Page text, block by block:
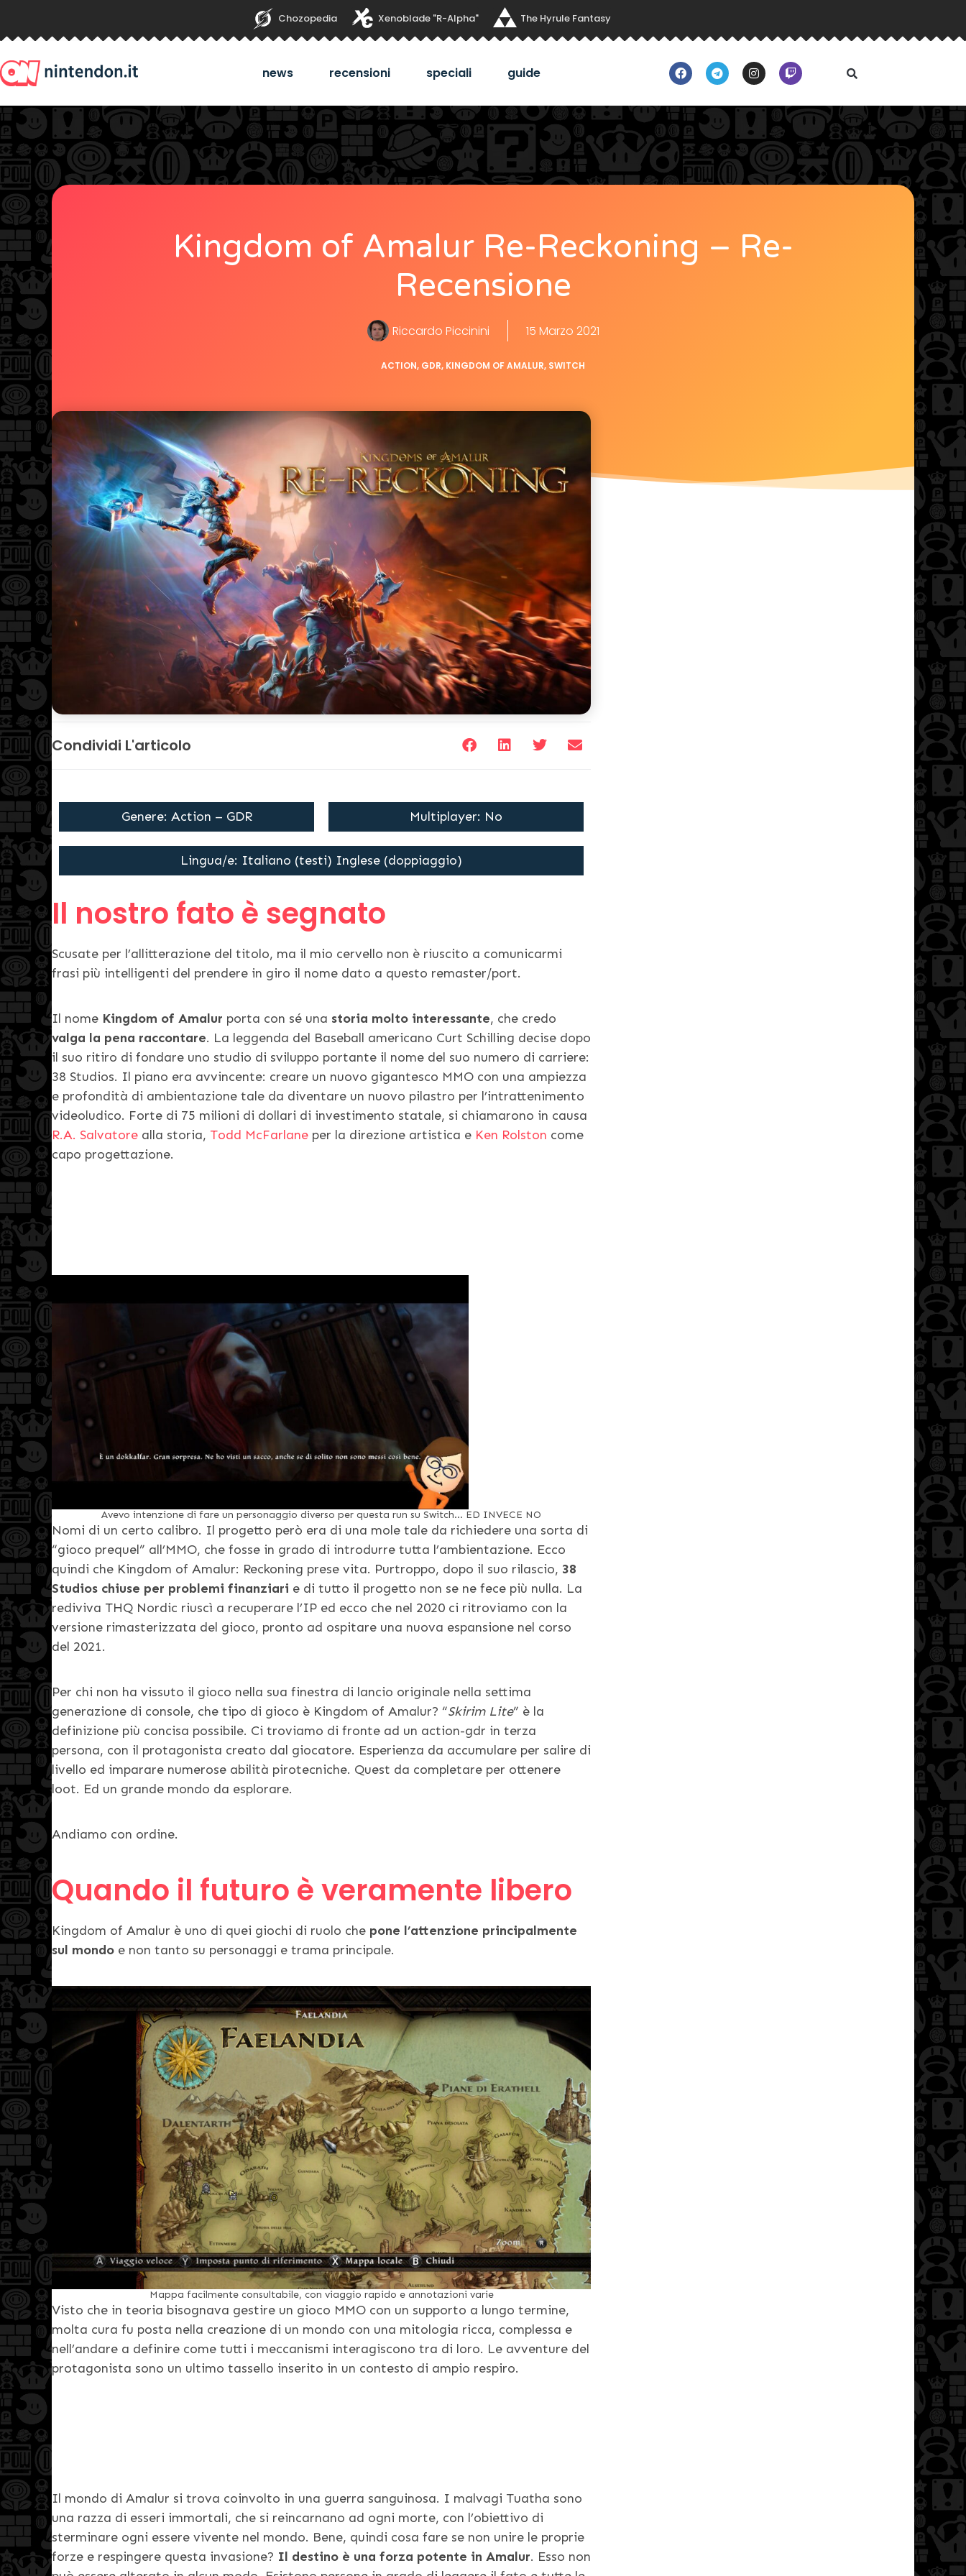
Chozopedia Xenoblade "R-Alpha" The Hyrule Fantasy
news recensioni speciali guide
Kingdom of Amalur Re-Reckoning – Re-
Recensione
Riccardo Piccinini 15 Marzo 2021
ACTION, GDR, KINGDOM OF AMALUR, SWITCH
Condividi L'articolo
Genere: Action – GDR Multiplayer: No
Lingua/e: Italiano (testi) Inglese (doppiaggio)
Il nostro fato è segnato
Scusate per l’allitterazione del titolo, ma il mio cervello non è riuscito a comunicarmi
frasi più intelligenti del prendere in giro il nome dato a questo remaster/port.
Il nome Kingdom of Amalur porta con sé una storia molto interessante, che credo
valga la pena raccontare. La leggenda del Baseball americano Curt Schilling decise dopo
il suo ritiro di fondare uno studio di sviluppo portante il nome del suo numero di carriere:
38 Studios. Il piano era avvincente: creare un nuovo gigantesco MMO con una ampiezza
e profondità di ambientazione tale da diventare un nuovo pilastro per l’intrattenimento
videoludico. Forte di 75 milioni di dollari di investimento statale, si chiamarono in causa
R.A. Salvatore alla storia, Todd McFarlane per la direzione artistica e Ken Rolston come
capo progettazione.
Avevo intenzione di fare un personaggio diverso per questa run su Switch… ED INVECE NO
Nomi di un certo calibro. Il progetto però era di una mole tale da richiedere una sorta di
“gioco prequel” all’MMO, che fosse in grado di introdurre tutta l’ambientazione. Ecco
quindi che Kingdom of Amalur: Reckoning prese vita. Purtroppo, dopo il suo rilascio, 38
Studios chiuse per problemi finanziari e di tutto il progetto non se ne fece più nulla. La
rediviva THQ Nordic riuscì a recuperare l’IP ed ecco che nel 2020 ci ritroviamo con la
versione rimasterizzata del gioco, pronto ad ospitare una nuova espansione nel corso
del 2021.
Per chi non ha vissuto il gioco nella sua finestra di lancio originale nella settima
generazione di console, che tipo di gioco è Kingdom of Amalur? “Skirim Lite” è la
definizione più concisa possibile. Ci troviamo di fronte ad un action-gdr in terza
persona, con il protagonista creato dal giocatore. Esperienza da accumulare per salire di
livello ed imparare numerose abilità pirotecniche. Quest da completare per ottenere
loot. Ed un grande mondo da esplorare.
Andiamo con ordine.
Quando il futuro è veramente libero
Kingdom of Amalur è uno di quei giochi di ruolo che pone l’attenzione principalmente
sul mondo e non tanto su personaggi e trama principale.
Mappa facilmente consultabile, con viaggio rapido e annotazioni varie
Visto che in teoria bisognava gestire un gioco MMO con un supporto a lungo termine,
molta cura fu posta nella creazione di un mondo con una mitologia ricca, complessa e
nell’andare a definire come tutti i meccanismi interagiscono tra di loro. Le avventure del
protagonista sono un ultimo tassello inserito in un contesto di ampio respiro.
Il mondo di Amalur si trova coinvolto in una guerra sanguinosa. I malvagi Tuatha sono
una razza di esseri immortali, che si reincarnano ad ogni morte, con l’obiettivo di
sterminare ogni essere vivente nel mondo. Bene, quindi cosa fare se non unire le proprie
forze e respingere questa invasione? Il destino è una forza potente in Amalur. Esso non